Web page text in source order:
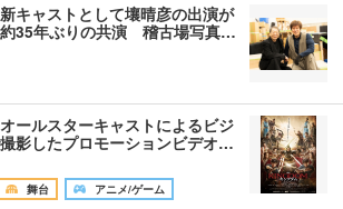
キャストとして壤晴彦の出演が
35年ぶりの共演 稽古場写真…
ールスターキャストによるビジ
影したプロモーションビデオ…
舞台 アニメ/ゲーム